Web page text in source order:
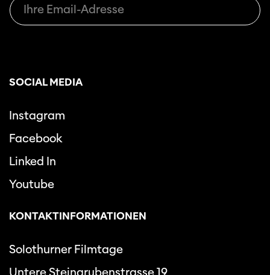
SOCIAL MEDIA
Instagram
Facebook
Linked In
Youtube
KONTAKTINFORMATIONEN
Solothurner Filmtage
Untere Steingrubenstrasse 19